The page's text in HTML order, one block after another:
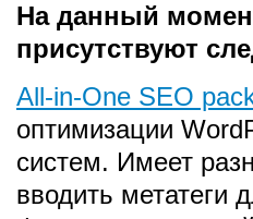
На данный
присутствуют
All-in-One SEO
оптимизации
систем. Имеет
вводить метатеги